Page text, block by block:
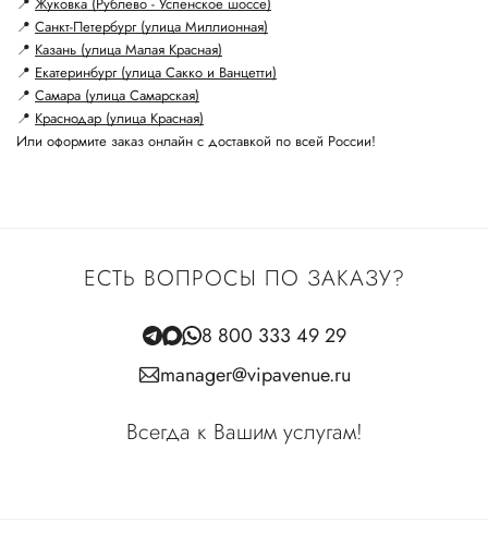
📍 Санкт-Петербург (улица Миллионная)
📍 Казань (улица Малая Красная)
📍 Екатеринбург (улица Сакко и Ванцетти)
📍 Самара (улица Самарская)
📍 Краснодар (улица Красная)
Или оформите заказ онлайн с доставкой по всей России!
ЕСТЬ ВОПРОСЫ ПО ЗАКАЗУ?
8 800 333 49 29
manager@vipavenue.ru
Всегда к Вашим услугам!